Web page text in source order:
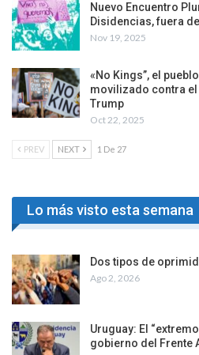
Nuevo Encuentro
Disidencias, fuera
Nov 19, 2025
«No Kings”, el
movilizado contra
Trump
Oct 22, 2025
PREV NEXT 1 De 27
Lo más visto esta semana
Dos tipos de
Ago 2, 2026
Uruguay: El
gobierno del Frente